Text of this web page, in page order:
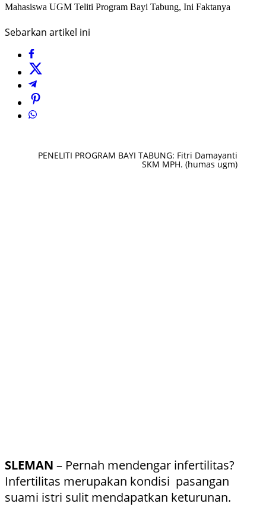
Mahasiswa UGM Teliti Program Bayi Tabung, Ini Faktanya
Sebarkan artikel ini
PENELITI PROGRAM BAYI TABUNG: Fitri Damayanti
SKM MPH. (humas ugm)
SLEMAN – Pernah mendengar infertilitas?
Infertilitas merupakan kondisi pasangan
suami istri sulit mendapatkan keturunan.